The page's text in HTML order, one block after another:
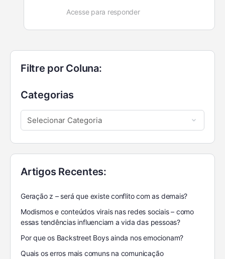
Acesse para responder
Filtre por Coluna:
Categorias
Artigos Recentes:
Geração z – será que existe conflito com as demais?
Modismos e conteúdos virais nas redes sociais – como
essas tendências influenciam a vida das pessoas?
Por que os Backstreet Boys ainda nos emocionam?
Quais os erros mais comuns na comunicação